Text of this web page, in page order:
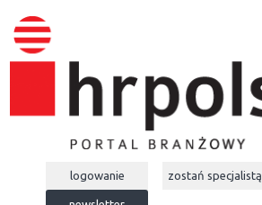
logowanie zostań specjalistą